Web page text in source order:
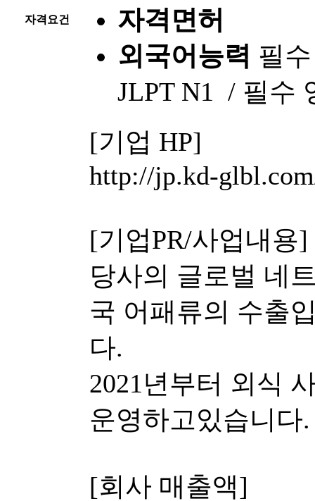
자격요건
자격면허
외국어능력 필수
JLPT N1 / 필수
[기업 HP]
http://jp.kd-
[기업PR/사업내용]
당사의 글로벌 네
국 어패류의 수출
다.
2021년부터 외식
운영하고있습니다.
[회사 매출액]